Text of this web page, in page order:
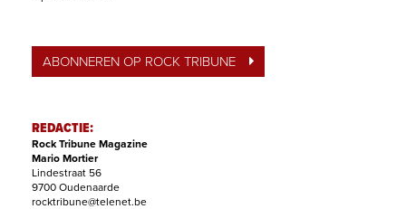
ABONNEREN OP ROCK TRIBUNE
REDACTIE:
Rock Tribune Magazine
Mario Mortier
Lindestraat 56
9700 Oudenaarde
rocktribune@telenet.be